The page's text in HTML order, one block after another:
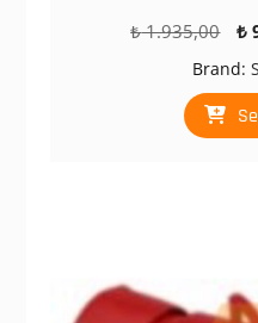
₺1.935,00
fiyat:
₺
₺
Brand: